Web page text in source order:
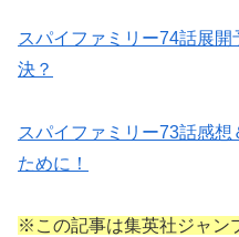
スパイファミリー74話展
決？
スパイファミリー73話感
ために！
※この記事は集英社ジャン